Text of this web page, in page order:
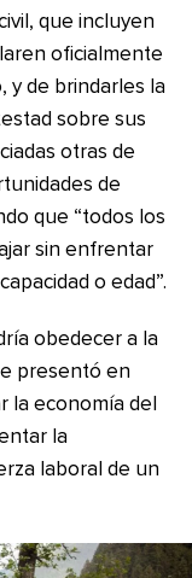
que incluyen
oficialmente
y de brindarles la
sobre sus
otras de
de
que “todos los
sin enfrentar
o edad”.
obedecer a la
presentó en
la economía del
la
laboral de un